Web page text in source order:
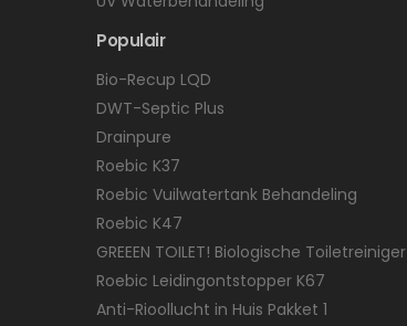
Populair
Bio-Recup LQD
DWT-Septic Plus
Drainpure
Roebic K37
Roebic Vuilwatertank Behandeling
Roebic K47
GREEEN TOILET! Biologische Toiletreiniger
Roebic Leidingontstopper K67
Anti-Rioollucht in Huis Pakket 1